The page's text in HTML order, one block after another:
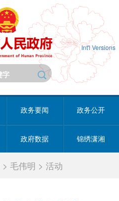
Int'l Versions
政务要闻 政务公开
政府数据 锦绣潇湘
>毛伟明 > 活动